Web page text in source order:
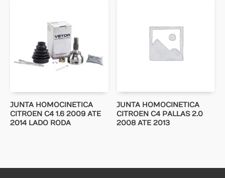
JUNTA HOMOCINETICA
CITROEN C4 1.6 2009 ATE
2014 LADO RODA
JUNTA HOMOCINETICA
CITROEN C4 PALLAS 2.0
2008 ATE 2013